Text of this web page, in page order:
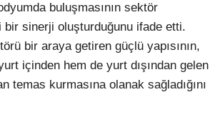
buluşmasının sektör
bir sinerji oluşturduğunu ifade etti.
bir araya getiren güçlü yapısının,
içinden hem de yurt dışından gelen
temas kurmasına olanak sağladığını